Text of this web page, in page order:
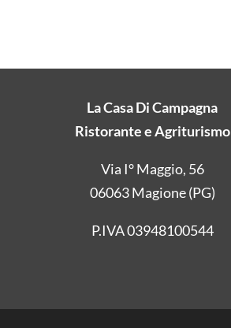
La Casa Di Campagna
Ristorante e Agriturismo
Via I° Maggio, 56
06063 Magione (PG)
P.IVA 03948100544